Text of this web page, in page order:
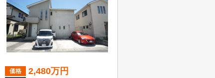
価格 2,480万円